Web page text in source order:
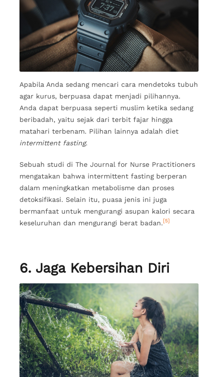
Apabila Anda sedang mencari cara mendetoks tubuh
agar kurus, berpuasa dapat menjadi pilihannya.
Anda dapat berpuasa seperti muslim ketika sedang
beribadah, yaitu sejak dari terbit fajar hingga
matahari terbenam. Pilihan lainnya adalah diet
intermittent fasting.
Sebuah studi di The Journal for Nurse Practitioners
mengatakan bahwa intermittent fasting berperan
dalam meningkatkan metabolisme dan proses
detoksifikasi. Selain itu, puasa jenis ini juga
bermanfaat untuk mengurangi asupan kalori secara
keseluruhan dan mengurangi berat badan. [5]
6. Jaga Kebersihan Diri